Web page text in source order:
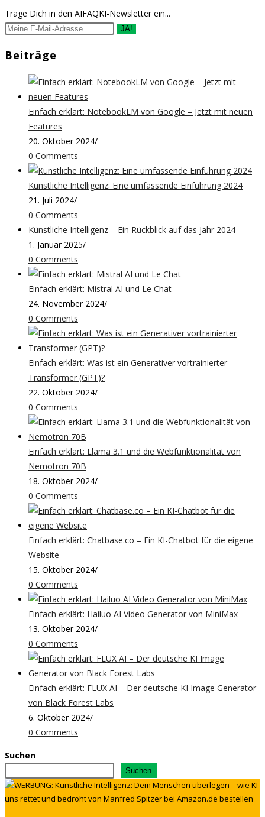
Trage Dich in den AIFAQKI-Newsletter ein...
JA!
Beiträge
Einfach erklärt: NotebookLM von Google – Jetzt mit neuen
Features
20. Oktober 2024/
0 Comments
Künstliche Intelligenz: Eine umfassende Einführung 2024
21. Juli 2024/
0 Comments
Künstliche Intelligenz – Ein Rückblick auf das Jahr 2024
1. Januar 2025/
0 Comments
Einfach erklärt: Mistral AI und Le Chat
24. November 2024/
0 Comments
Einfach erklärt: Was ist ein Generativer vortrainierter
Transformer (GPT)?
22. Oktober 2024/
0 Comments
Einfach erklärt: Llama 3.1 und die Webfunktionalität von
Nemotron 70B
18. Oktober 2024/
0 Comments
Einfach erklärt: Chatbase.co – Ein KI-Chatbot für die eigene
Website
15. Oktober 2024/
0 Comments
Einfach erklärt: Hailuo AI Video Generator von MiniMax
13. Oktober 2024/
0 Comments
Einfach erklärt: FLUX AI – Der deutsche KI Image Generator
von Black Forest Labs
6. Oktober 2024/
0 Comments
Suchen
Suchen